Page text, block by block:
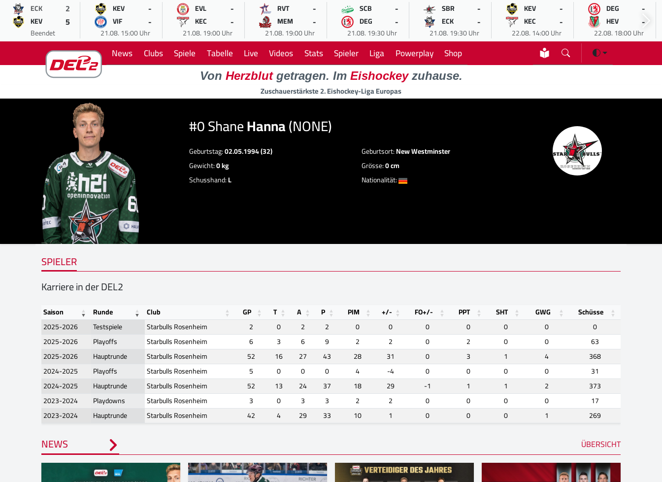
ECK 2
KEV 5
Beendet
KEV -
VIF -
21.08. 15:00 Uhr
EVL -
KEC -
21.08. 19:00 Uhr
RVT -
MEM -
21.08. 19:00 Uhr
SCB -
DEG -
21.08. 19:30 Uhr
SBR -
ECK -
21.08. 19:30 Uhr
KEV -
KEC -
22.08. 14:00 Uhr
DEG -
HEV -
22.08. 18:00 Uhr
News Clubs Spiele Tabelle Live Videos Stats Spieler Liga Powerplay Shop
Von Herzblutgetragen. Im Eishockeyzuhause.
Zuschauerstärkste 2. Eishockey-Liga Europas
#0 ShaneHanna(NONE)
Geburtstag:02.05.1994 (32) Geburtsort:New Westminster
Gewicht:0 kg Grösse:0 cm
Schusshand:L Nationalität:
SPIELER
Karriere in der DEL2
Saison Runde Club GP T A P PIM +/- FO+/- PPT SHT GWG
Schüsse
2025-2026
Testspiele Starbulls Rosenheim 2 0 2 2 0 0 0 0 0 0
0
2025-2026
Playoffs Starbulls Rosenheim 6 3 6 9 2 2 0 2 0 0
63
2025-2026
Hauptrunde Starbulls Rosenheim 52 16 27 43 28 31 0 3 1 4
368
2024-2025
Playoffs Starbulls Rosenheim 5 0 0 0 4 -4 0 0 0 0
31
2024-2025
Hauptrunde Starbulls Rosenheim 52 13 24 37 18 29 -1 1 1 2
373
2023-2024
Playdowns Starbulls Rosenheim 3 0 3 3 2 2 0 0 0 0
17
2023-2024
Hauptrunde Starbulls Rosenheim 42 4 29 33 10 1 0 0 0 1 269
NEWS ÜBERSICHT